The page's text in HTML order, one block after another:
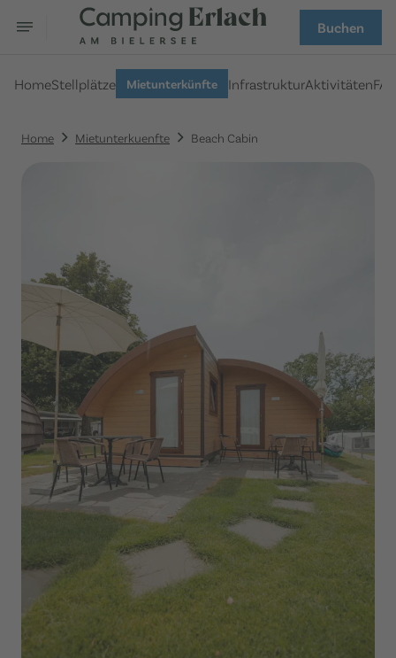
Buchen
HomeStellplätze Mietunterkünfte InfrastrukturAktivitäten
Home Mietunterkuenfte Beach Cabin